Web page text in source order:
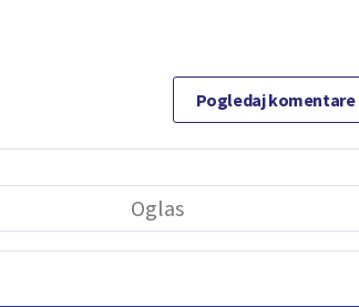
Pogledaj komentare